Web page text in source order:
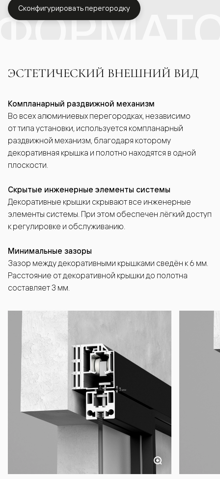
Сконфигурировать перегородку
ЭСТЕТИЧЕСКИЙ ВНЕШНИЙ ВИД
Компланарный раздвижной механизм
Во всех алюминиевых перегородках, независимо
от типа установки, используется компланарный
раздвижной механизм, благодаря которому
декоративная крышка и полотно находятся в одной
плоскости.
Скрытые инженерные элементы системы
Декоративные крышки скрывают все инженерные
элементы системы. При этом обеспечен лёгкий доступ
к регулировке и обслуживанию.
Минимальные зазоры
Зазор между декоративными крышками сведён к 6 мм.
Расстояние от декоративной крышки до полотна
составляет 3 мм.